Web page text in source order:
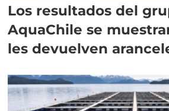
Los resultados del
AquaChile se
les devuelven